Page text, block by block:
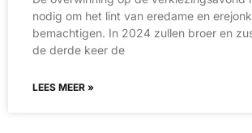
nodig om het lint van eredame en
bemachtigen. In 2024 zullen broer en
de derde keer de
LEES MEER »